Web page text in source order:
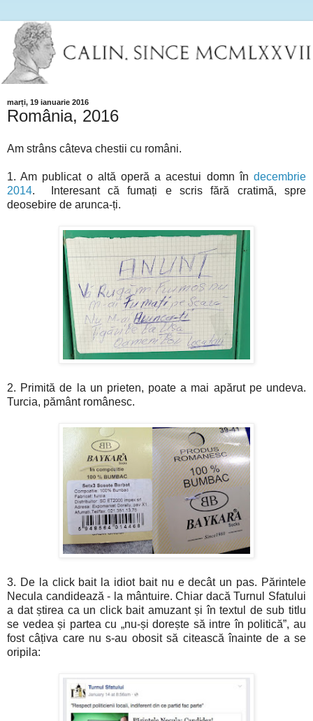
marți, 19 ianuarie 2016
România, 2016
Am strâns câteva chestii cu români.
1. Am publicat o altă operă a acestui domn în decembrie
2014. Interesant că fumați e scris fără cratimă, spre
deosebire de arunca-ți.
2. Primită de la un prieten, poate a mai apărut pe undeva.
Turcia, pământ românesc.
3. De la click bait la idiot bait nu e decât un pas. Părintele
Necula candidează - la mântuire. Chiar dacă Turnul Sfatului
a dat știrea ca un click bait amuzant și în textul de sub titlu
se vedea și partea cu „nu-și dorește să intre în politică”, au
fost câțiva care nu s-au obosit să citească înainte de a se
oripila: